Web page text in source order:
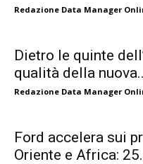
Redazione Data Manager
Dietro le quinte
qualità della
Redazione Data Manager
Ford accelera sui
Oriente e Africa: